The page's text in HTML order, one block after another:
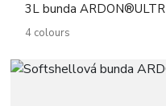
3L bunda
4 colours